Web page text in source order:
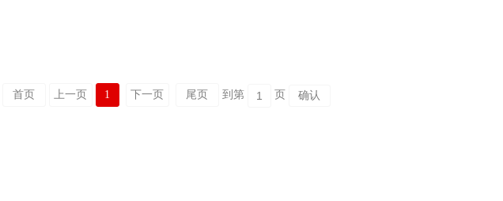
首页 上一页 1 下一页 尾页 到第 页